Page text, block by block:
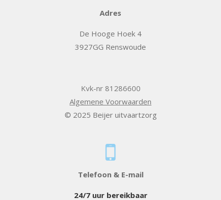
Adres
De Hooge Hoek 4
3927GG Renswoude
Kvk-nr 81286600
Algemene Voorwaarden
© 2025 Beijer uitvaartzorg
Telefoon & E-mail
24/7 uur bereikbaar